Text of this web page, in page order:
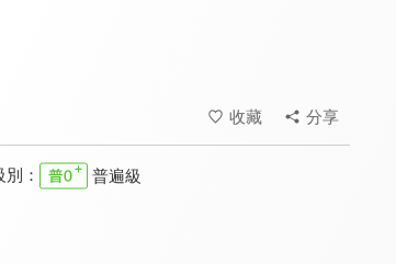
收藏 分享
別： 普遍級